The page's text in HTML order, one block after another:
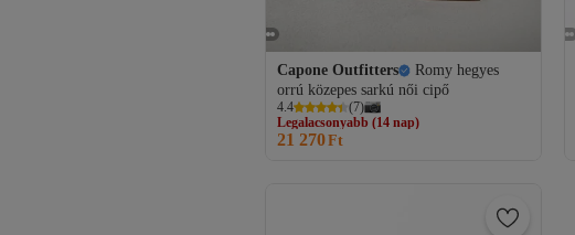
Capone Outfitters
Romy hegyes
orrú közepes sarkú női cipő
4.4 (7)
Legalacsonyabb (14 nap)
Ingyenes szállítás
Legalacsonyabb (14 nap)
21 270Ft